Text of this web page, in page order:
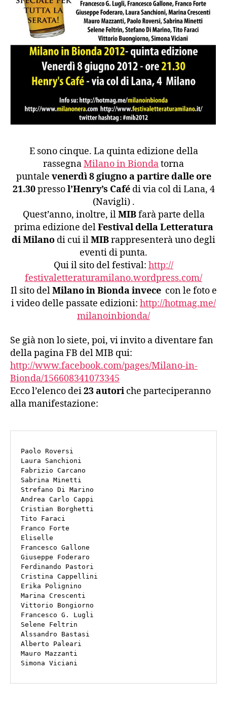
E sono cinque. La quinta edizione della
rassegnaMilano in Biondatorna
puntale venerdì 8 giugno a partire dalle ore
21.30pressol’Henry’s Café di via col di Lana, 4
(Navigli) .
Quest’anno, inoltre, ilMIBfarà parte della
prima edizione delFestival della Letteratura
di Milano di cui ilMIBrappresenterà uno degli
eventi di punta.
Qui il sito del festival: http://
festivaletteraturamilano.wordpress.com/
Il sito delMilano in Bionda invece con le foto e
i video delle passate edizioni: http://hotmag.me/
milanoinbionda/
Se già non lo siete, poi, vi invito a diventare fan
della pagina FB del MIB qui:
http://www.facebook.com/pages/Milano-in-
Bionda/156608341073345
Ecco l’elenco dei23 autori che parteciperanno
alla manifestazione:
Paolo Roversi
Laura Sanchioni
Fabrizio Carcano
Sabrina Minetti
Strefano Di Marino
Andrea Carlo Cappi
Cristian Borghetti
Tito Faraci
Franco Forte
Eliselle
Francesco Gallone
Giuseppe Foderaro
Ferdinando Pastori
Cristina Cappellini
Erika Polignino
Marina Crescenti
Vittorio Bongiorno
Francesco G. Lugli
Selene Feltrin
Alssandro Bastasi
Alberto Paleari
Mauro Mazzanti
Simona Viciani